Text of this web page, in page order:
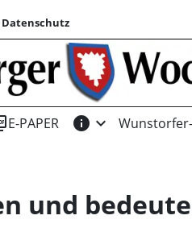
Datenschutz
E-PAPER info expand_more
und